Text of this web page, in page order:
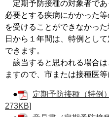
定期予防接種の対象者であ
必要とする疾病にかかった
を受けることができなかっ
日から１年間は、特例とし
できます。
該当すると思われる場合は
ますので、市または接種医等
●
定期予防接種（特例
273KB]